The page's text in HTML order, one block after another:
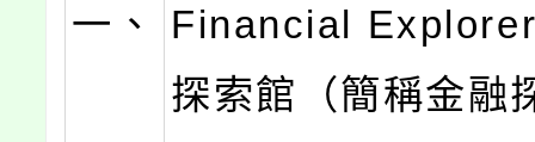
一、
Financial
探索館（簡稱金融